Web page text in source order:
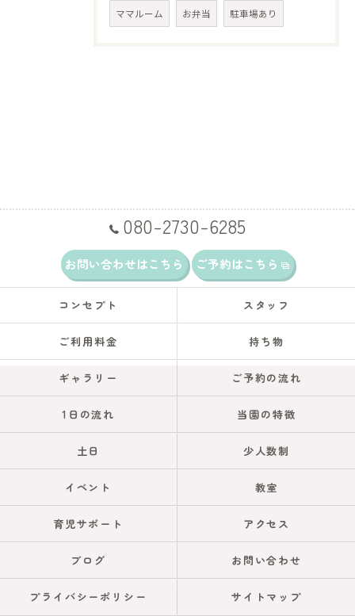
ママルーム お弁当 駐車場あり
080-2730-6285
お問い合わせはこちら ご予約はこちら
コンセプト スタッフ
ご利用料金 持ち物
ギャラリー ご予約の流れ
1日の流れ 当園の特徴
土日 少人数制
イベント 教室
育児サポート アクセス
ブログ お問い合わせ
プライバシーポリシー サイトマップ